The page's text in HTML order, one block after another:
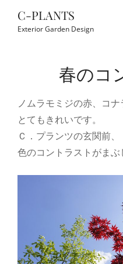
C-PLANTS
Exterior Garden Design
春のコ
ノムラモミジの赤、コ
とてもきれいです。
Ｃ．プランツの玄関前、
色のコントラストがまぶ